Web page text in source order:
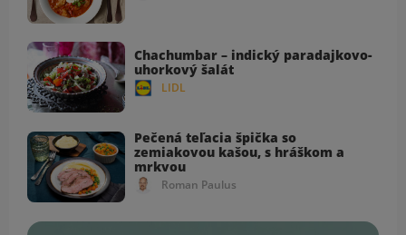
Chachumbar – indický paradajkovo-
uhorkový šalát
LIDL
Pečená teľacia špička so
zemiakovou kašou, s hráškom a
mrkvou
Roman Paulus